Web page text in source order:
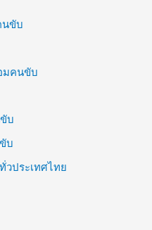
นขับ
มคนขับ
บ
บ
วประเทศไทย